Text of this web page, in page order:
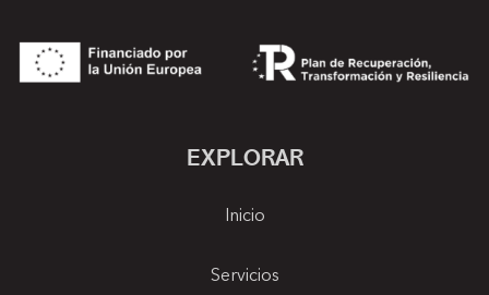
EXPLORAR
Inicio
Servicios